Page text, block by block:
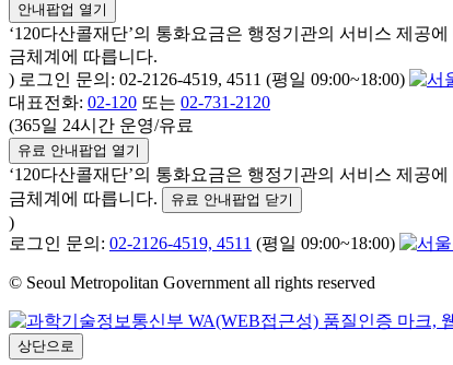
안내팝업 열기
‘120다산콜재단’의 통화요금은 행정기관의 서비스 제공에
금체계에 따릅니다.
) 로그인 문의: 02-2126-4519, 4511 (평일 09:00~18:00)
대표전화: 02-120 또는 02-731-2120
(365일 24시간 운영/유료
유료 안내팝업 열기
‘120다산콜재단’의 통화요금은 행정기관의 서비스 제공에
금체계에 따릅니다.
유료 안내팝업 닫기
)
로그인 문의: 02-2126-4519, 4511 (평일 09:00~18:00)
© Seoul Metropolitan Government all rights reserved
상단으로